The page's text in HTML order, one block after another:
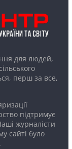
для людей,
перш за все,
підтримує
журналісти
сайті було